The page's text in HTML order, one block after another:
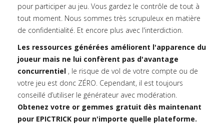
pour participer au jeu. Vous gardez le contrôle de tout à
tout moment. Nous sommes très scrupuleux en matière
de confidentialité. Et encore plus avec l'interdiction.
Les ressources générées améliorent l'apparence du
joueur mais ne lui confèrent pas d'avantage
concurrentiel , le risque de vol de votre compte ou de
votre jeu est donc ZÉRO. Cependant, il est toujours
conseillé d’utiliser le générateur avec modération.
Obtenez votre or gemmes gratuit dès maintenant
pour EPICTRICK pour n'importe quelle plateforme.